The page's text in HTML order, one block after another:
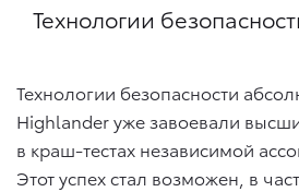
Технологии
Технологии безопасности
Highlander уже завоевали
в краш-тестах независимой
Этот успех стал возможен, в